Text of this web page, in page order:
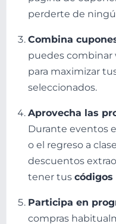
perderte de
Combina
puedes combinar
para maximizar
seleccionados.
Aprovecha las
Durante eventos
o el regreso a
descuentos
tener tus códigos
Participa en
compras